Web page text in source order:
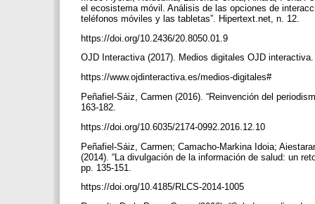
el ecosistema móvil. Análisis de las opciones de
teléfonos móviles y las tabletas”. Hipertext.net, n. 12.
https://doi.org/10.2436/20.8050.01.9
OJD Interactiva (2017). Medios digitales OJD
https://www.ojdinteractiva.es/medios-digitales#
Peñafiel-Sáiz, Carmen (2016). “Reinvención del
163-182.
https://doi.org/10.6035/2174-0992.2016.12.10
Peñafiel-Sáiz, Carmen; Camacho-Markina Idoia;
(2014). “La divulgación de la información de salud: un
pp. 135-151.
https://doi.org/10.4185/RLCS-2014-1005